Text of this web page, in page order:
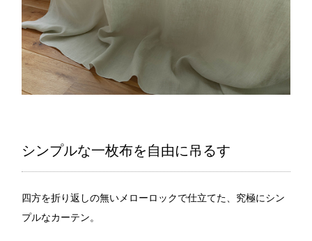
シンプルな一枚布を自由に吊るす
四方を折り返しの無いメローロックで仕立てた、究極にシン
プルなカーテン。